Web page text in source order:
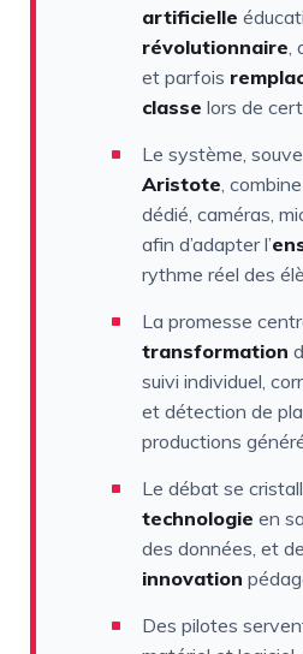
artificielle
révolutionnaire,
et parfois
classe lors de
Le système,
Aristote,
dédié, caméras,
afin d’adapter l’
rythme réel des
La promesse
transformation
suivi individuel,
et détection de
productions
Le débat se
technologie en
des données, et
innovation
Des pilotes